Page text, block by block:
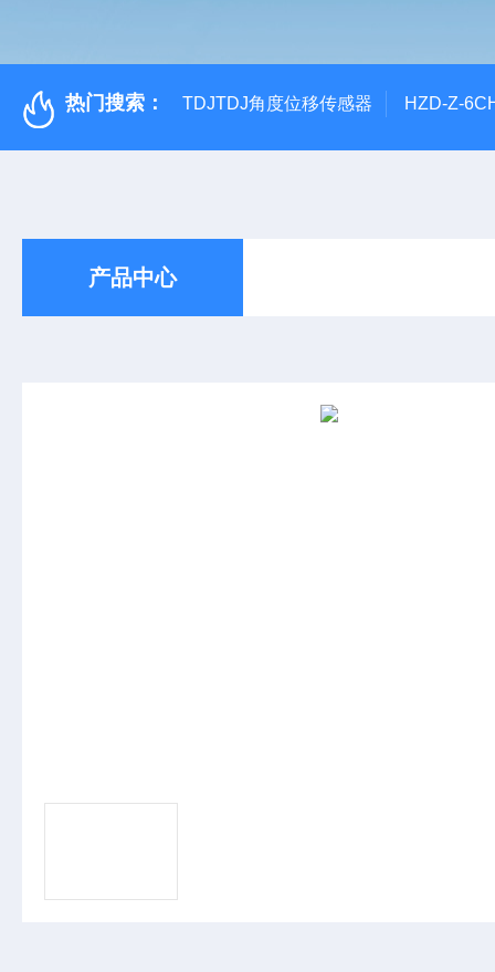
热门搜索： TDJTDJ角度位移传感器 HZD-Z-
产品中心